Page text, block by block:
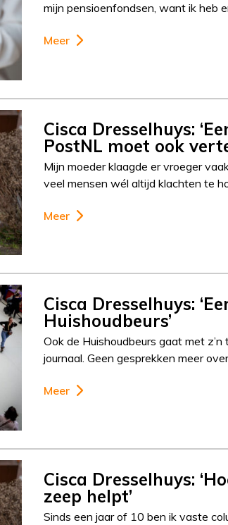
mijn pensioenfondsen, want ik heb
Meer
Cisca Dresselhuys:
PostNL moet ook
Mijn moeder klaagde er vroeger
veel mensen wél altijd klachten te
Meer
Cisca Dresselhuys:
Huishoudbeurs’
Ook de Huishoudbeurs gaat met
journaal. Geen gesprekken meer
Meer
Cisca Dresselhuys:
zeep helpt’
Sinds een jaar of 10 ben ik vaste